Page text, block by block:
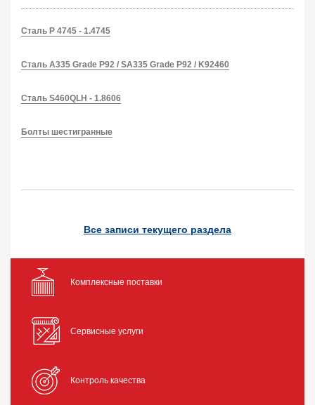
Сталь P 4745 - 1.4745
Сталь A335 Grade P92 / SA335 Grade P92 / K92460
Сталь S460QLH - 1.8606
Болты шестигранные
Все записи текущего раздела
Комплексные поставки
Сервисные услуги
Контроль качества